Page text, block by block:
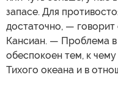
запасе. Для
достаточно, —
Кансиан. — Проблема в
обеспокоен тем, к
Тихого океана и в